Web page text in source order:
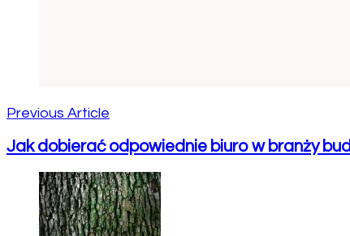
Previous Article
Jak dobierać odpowiednie biuro w branży